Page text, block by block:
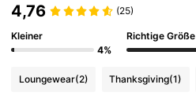
4,82 53K Follower
4,76 (25)
Kleiner
4%
Richtige Größe
Loungewear(2) Thanksgiving(1)